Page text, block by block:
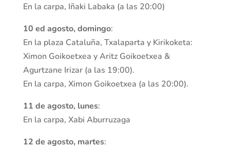
En la carpa, Iñaki Labaka (a las 20:00)
10 ed agosto, domingo:
En la plaza Cataluña, Txalaparta y Kirikoketa:
Ximon Goikoetxea y Aritz Goikoetxea &
Agurtzane Irizar (a las 19:00).
En la carpa, Ximon Goikoetxea (a las 20:00).
11 de agosto, lunes:
En la carpa, Xabi Aburruzaga
12 de agosto, martes: